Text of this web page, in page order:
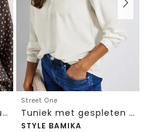
Blouse met lange mouwen en strikdetail
Street One
Tuniek met gespleten hals
STYLE BAMIKA